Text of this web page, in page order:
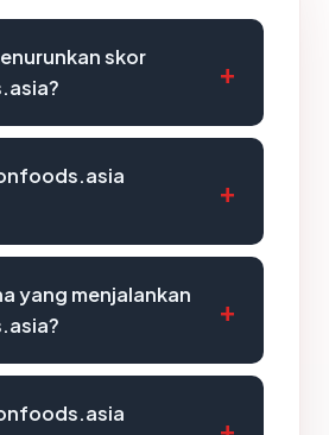
skor
yang menjalankan